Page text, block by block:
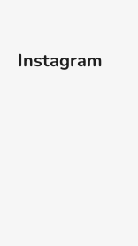
Instagram